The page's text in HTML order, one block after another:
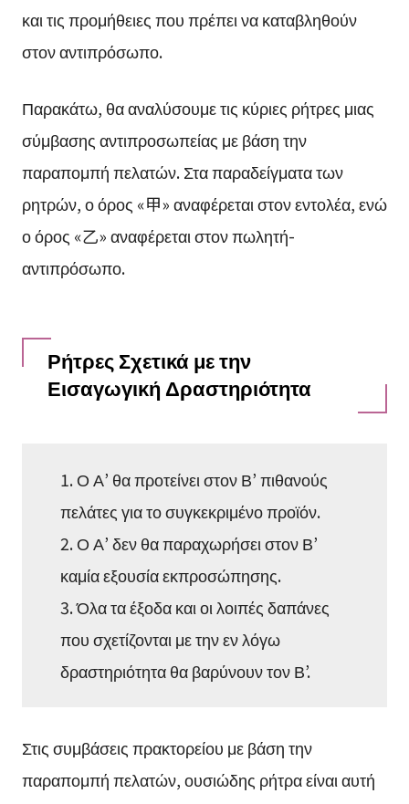
και τις προμήθειες που πρέπει να καταβληθούν
στον αντιπρόσωπο.
Παρακάτω, θα αναλύσουμε τις κύριες ρήτρες μιας
σύμβασης αντιπροσωπείας με βάση την
παραπομπή πελατών. Στα παραδείγματα των
ρητρών, ο όρος «甲» αναφέρεται στον εντολέα, ενώ
ο όρος «乙» αναφέρεται στον πωλητή-
αντιπρόσωπο.
Ρήτρες Σχετικά με την
Εισαγωγική Δραστηριότητα
1. Ο Α’ θα προτείνει στον Β’ πιθανούς
πελάτες για το συγκεκριμένο προϊόν.
2. Ο Α’ δεν θα παραχωρήσει στον Β’
καμία εξουσία εκπροσώπησης.
3. Όλα τα έξοδα και οι λοιπές δαπάνες
που σχετίζονται με την εν λόγω
δραστηριότητα θα βαρύνουν τον Β’.
Στις συμβάσεις πρακτορείου με βάση την
παραπομπή πελατών, ουσιώδης ρήτρα είναι αυτή